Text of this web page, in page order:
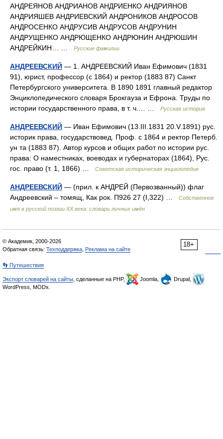
АНДРЕЯНОВ АНДРИАНОВ АНДРИЕНКО АНДРИЯНОВ
АНДРИЯШЕВ АНДРИЕВСКИЙ АНДРОНИКОВ АНДРОСОВ
АНДРОСЕНКО АНДРУСИВ АНДРУСОВ АНДРУНИН
АНДРУЩЕНКО АНДРЮЩЕНКО АНДРЮНИН АНДРЮШИН
АНДРЕЙКИН… …
Русские фамилии
АНДРЕЕВСКИЙ — 1. АНДРЕЕВСКИЙ Иван Ефимович (1831
91), юрист, профессор (с 1864) и ректор (1883 87) Санкт
Петербургского университета. В 1890 1891 главный редактор
Энциклопедического словаря Брокгауза и Ефрона. Труды по
истории государственного права, в т. ч.… …
Русская история
АНДРЕЕВСКИЙ — Иван Ефимович (13.III.1831 20.V.1891) рус.
историк права, государствовед. Проф. с 1864 и ректор Петерб.
ун та (1883 87). Автор курсов и общих работ по истории рус.
права: О наместниках, воеводах и губернаторах (1864), Рус.
гос. право (т. 1, 1866) …
Советская историческая энциклопедия
АНДРЕЕВСКИЙ — (прил. к АНДРЕЙ (Первозванный)) флаг
Андреевский – томящ, Как рок. П926 27 (I,322) …
Собственное
имя в русской поэзии XX века: словарь личных имён
18+
© Академик, 2000-2026
Обратная связь: Техподдержка Реклама на сайте
👣 Путешествия
Экспорт словарей на сайты , сделанные на PHP, Joomla,
Drupal,
WordPress, MODx.